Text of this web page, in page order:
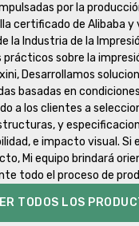
por la
certificado de Alibaba y
la Industria de la
sobre la
Desarrollamos
basadas en
a los clientes a
y
e impacto visual. Si
Mi equipo brindará
todo el proceso de
TODOS LOS